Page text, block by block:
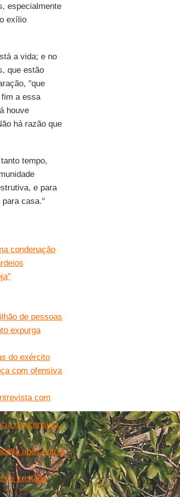
especialmente
exílio
a vida; e no
que estão
"que
a essa
houve
há razão que
tempo,
e para
casa."
condenação
de pessoas
expurga
do exército
com ofensiva
com
e a censura.
após entrar
os cristãos